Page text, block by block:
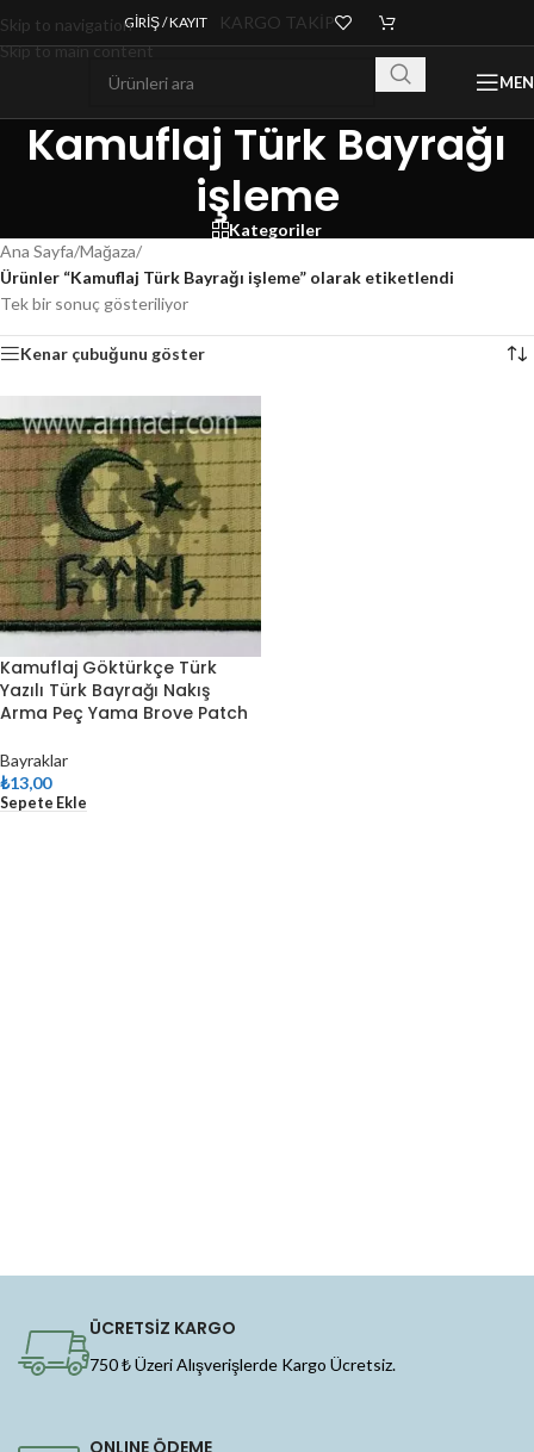
Skip to navigation
Skip to main content
GIRIŞ / KAYIT KARGO TAKİP
Kamuflaj Türk Bayrağı
işleme
Kategoriler
Ana Sayfa/Mağaza/
Ürünler “Kamuflaj Türk Bayrağı işleme” olarak etiketlendi
Tek bir sonuç gösteriliyor
Kenar çubuğunu göster
Kamuflaj Göktürkçe Türk
Yazılı Türk Bayrağı Nakış
Arma Peç Yama Brove Patch
Bayraklar
₺13,00
Sepete Ekle
ÜCRETSİZ KARGO
750 ₺ Üzeri Alışverişlerde Kargo Ücretsiz.
ONLINE ÖDEME